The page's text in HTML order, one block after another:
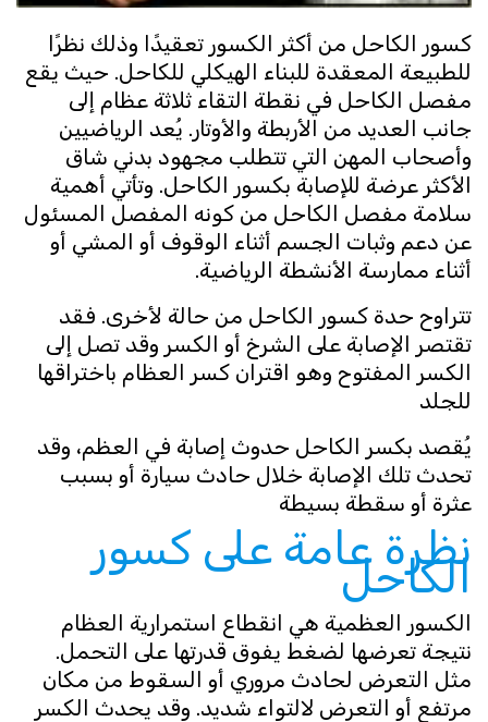
كسور الكاحل من أكثر الكسور تعقيدًا وذلك نظرًا
للطبيعة المعقدة للبناء الهيكلي للكاحل. حيث يقع
مفصل الكاحل في نقطة التقاء ثلاثة عظام إلى
جانب العديد من الأربطة والأوتار. يُعد الرياضيين
وأصحاب المهن التي تتطلب مجهود بدني شاق
الأكثر عرضة للإصابة بكسور الكاحل. وتأتي أهمية
سلامة مفصل الكاحل من كونه المفصل المسئول
عن دعم وثبات الجسم أثناء الوقوف أو المشي أو
أثناء ممارسة الأنشطة الرياضية.
تتراوح حدة كسور الكاحل من حالة لأخرى. فقد
تقتصر الإصابة على الشرخ أو الكسر وقد تصل إلى
الكسر المفتوح وهو اقتران كسر العظام باختراقها
للجلد
يُقصد بكسر الكاحل حدوث إصابة في العظم، وقد
تحدث تلك الإصابة خلال حادث سيارة أو بسبب
عثرة أو سقطة بسيطة
نظرة عامة على كسور
الكاحل
الكسور العظمية هي انقطاع استمرارية العظام
نتيجة تعرضها لضغط يفوق قدرتها على التحمل.
مثل التعرض لحادث مروري أو السقوط من مكان
مرتفع أو التعرض لالتواء شديد. وقد يحدث الكسر